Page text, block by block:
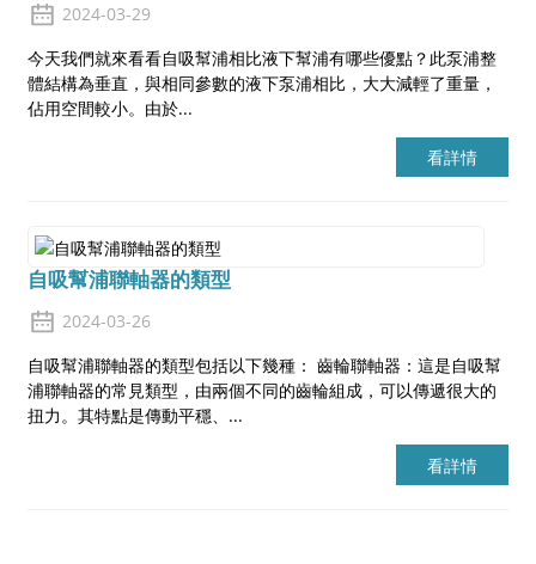
2024-03-29
今天我們就來看看自吸幫浦相比液下幫浦有哪些優點？此泵浦整
體結構為垂直，與相同參數的液下泵浦相比，大大減輕了重量，
佔用空間較小。由於...
看詳情
自吸幫浦聯軸器的類型
2024-03-26
自吸幫浦聯軸器的類型包括以下幾種： 齒輪聯軸器：這是自吸幫
浦聯軸器的常見類型，由兩個不同的齒輪組成，可以傳遞很大的
扭力。其特點是傳動平穩、...
看詳情